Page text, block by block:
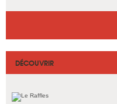
DÉCOUVRIR